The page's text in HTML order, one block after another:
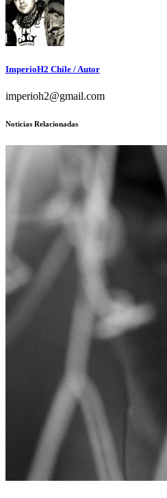
ImperioH2 Chile / Autor
imperioh2@gmail.com
Noticias Relacionadas